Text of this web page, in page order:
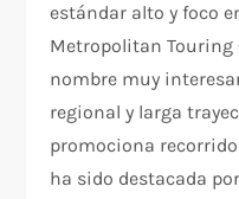
estándar alto y foco
Metropolitan Touring
nombre muy
regional y larga
promociona
ha sido destacada